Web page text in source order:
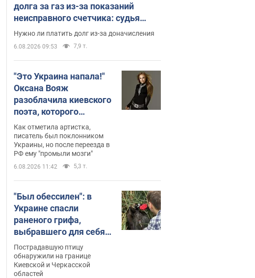
долга за газ из-за показаний
неисправного счетчика: судья
вынес неожиданное решение
Нужно ли платить долг из-за доначисления
6.08.2026 09:53 7,9 т.
"Это Украина напала!"
Оксана Вояж
разоблачила киевского
поэта, которого
"зазомбировали": он
даже русского не знал,
а теперь хочет
геноцида украинцев
Как отметила артистка,
писатель был поклонником
Украины, но после переезда в
РФ ему "промыли мозги"
6.08.2026 11:42 5,3 т.
"Был обессилен": в
Украине спасли
раненого грифа,
выбравшего для себя
нетипичный маршрут.
Фото
Пострадавшую птицу
обнаружили на границе
Киевской и Черкасской
областей